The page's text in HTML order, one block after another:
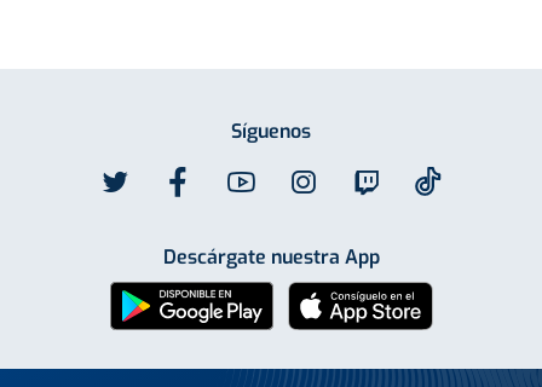
Síguenos
Descárgate nuestra App